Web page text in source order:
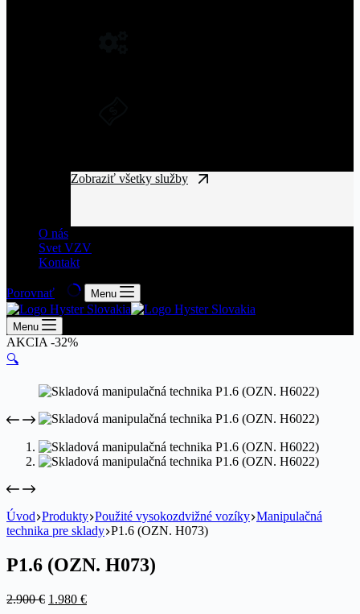
Zobraziť všetky služby
O nás
Svet VZV
Kontakt
Porovnať Menu
Menu
AKCIA -32%
🔍
Úvod Produkty Použité vysokozdvižné vozíky Manipulačná
technika pre sklady P1.6 (OZN. H073)
P1.6 (OZN. H073)
2.900€ Pôvodná
1.980 €Aktuálna